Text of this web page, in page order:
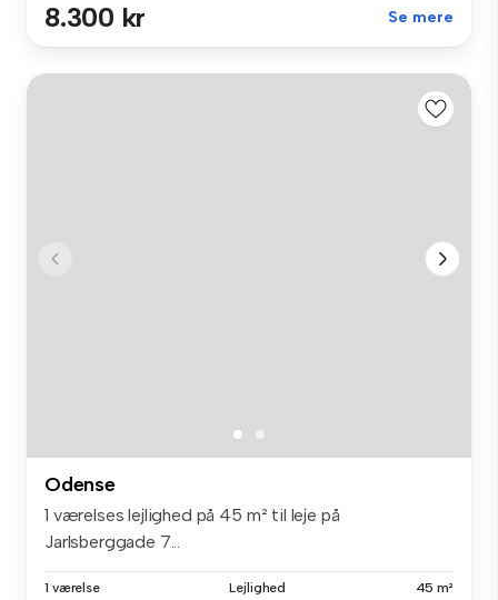
8.300 kr Se mere
Odense
1 værelses lejlighed på 45 m² til leje på
Jarlsberggade 7...
1 værelse Lejlighed 45 m²